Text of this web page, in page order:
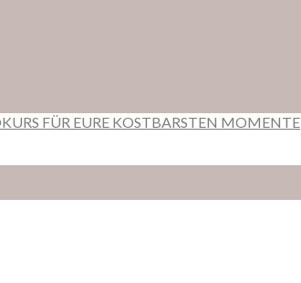
FÜR EURE KOSTBARSTEN MOMENTE